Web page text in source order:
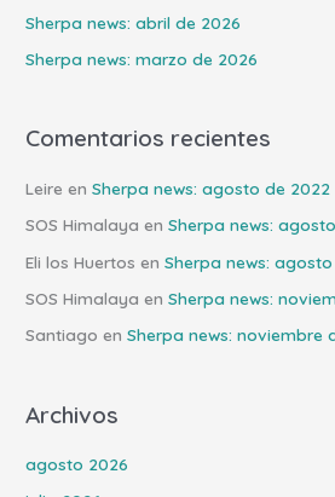
:
Sherpa news: abril de 2026
Sherpa news: marzo de 2026
Comentarios recientes
Leire enSherpa news: agosto de 2022
SOS Himalaya enSherpa news:
Eli los Huertos enSherpa news:
SOS Himalaya enSherpa news:
Santiago enSherpa news: noviembre
Archivos
agosto 2026